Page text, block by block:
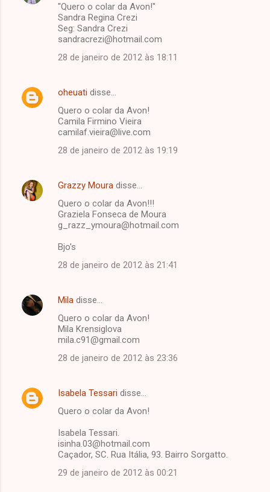
"Quero o colar da Avon!"
Sandra Regina Crezi
Seg: Sandra Crezi
sandracrezi@hotmail.com
28 de janeiro de 2012 às 18:11
oheuati disse…
Quero o colar da Avon!
Camila Firmino Vieira
camilaf.vieira@live.com
28 de janeiro de 2012 às 19:19
Grazzy Moura disse…
Quero o colar da Avon!!!
Graziela Fonseca de Moura
g_razz_ymoura@hotmail.com
Bjo's
28 de janeiro de 2012 às 21:41
Mila disse…
Quero o colar da Avon!
Mila Krensiglova
mila.c91@gmail.com
28 de janeiro de 2012 às 23:36
Isabela Tessari disse…
Quero o colar da Avon!
Isabela Tessari.
isinha.03@hotmail.com
Caçador, SC. Rua Itália, 93. Bairro Sorgatto.
29 de janeiro de 2012 às 00:21